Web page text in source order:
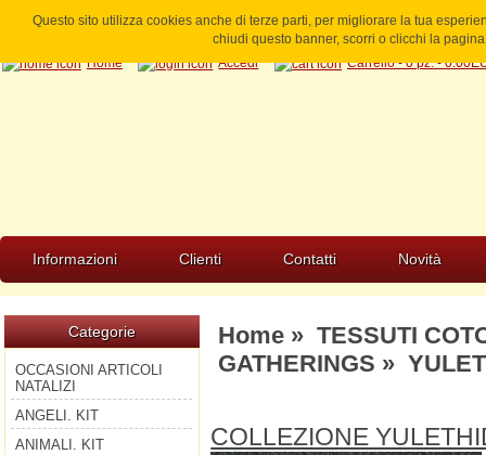
Questo sito utilizza cookies anche di terze parti, per migliorare la tua
chiudi questo banner, scorri o clicchi la
Home
Accedi Carrello - 0 pz. -
Informazioni Clienti Contatti Novità
Categorie
OCCASIONI ARTICOLI
NATALIZI
ANGELI. KIT
ANIMALI. KIT
Home» TESSUTI
GATHERINGS »
COLLEZIONE